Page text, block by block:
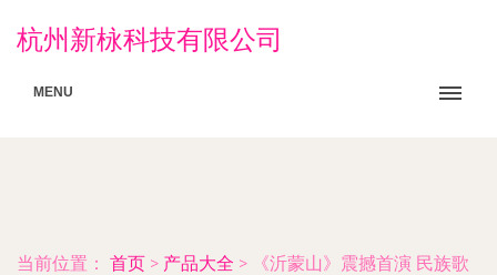
杭州新栐科技有限公司
MENU
当前位置： 首页 > 产品大全 >
《沂蒙山》震撼首演 民族歌